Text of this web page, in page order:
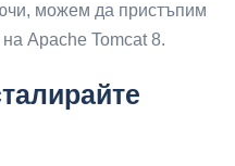
можем да пристъпим
Apache Tomcat 8.